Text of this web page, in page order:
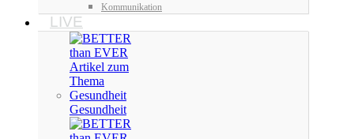
Kommunikation
LIVE
Gesundheit